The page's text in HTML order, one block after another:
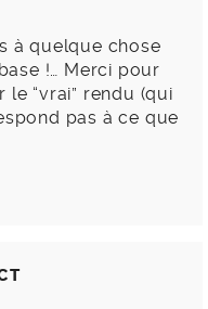
à quelque chose
!… Merci pour
“vrai” rendu (qui
pas à ce que